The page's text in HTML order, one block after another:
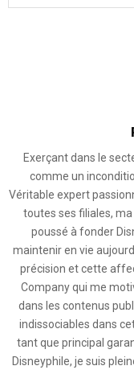
Exerçant dans le
comme un
Véritable expert
toutes ses filiales,
poussé à fonder
maintenir en vie
précision et cette
Company qui me
dans les contenus
indissociables dans
tant que principal
Disneyphile, je suis